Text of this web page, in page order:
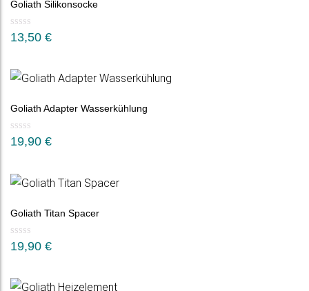
Goliath Silikonsocke
13,50 €
Goliath Adapter Wasserkühlung
19,90 €
Goliath Titan Spacer
19,90 €